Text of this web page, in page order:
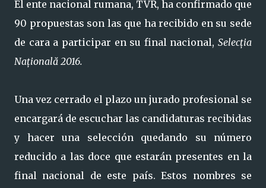
El ente nacional rumana, TVR, ha confirmado que
90 propuestas son las que ha recibido en su sede
de cara a participar en su final nacional, Selecția
Națională 2016.
Una vez cerrado el plazo un jurado profesional se
encargará de escuchar las candidaturas recibidas
y hacer una selección quedando su número
reducido a las doce que estarán presentes en la
final nacional de este país. Estos nombres se